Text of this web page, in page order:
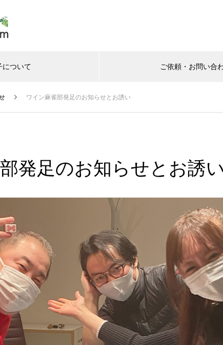
について ご依頼・お問い合
/home/icloudgroup/tomiwine.com/
ワイン麻雀部発足のお知らせとお誘い
発足のお知らせとお誘い